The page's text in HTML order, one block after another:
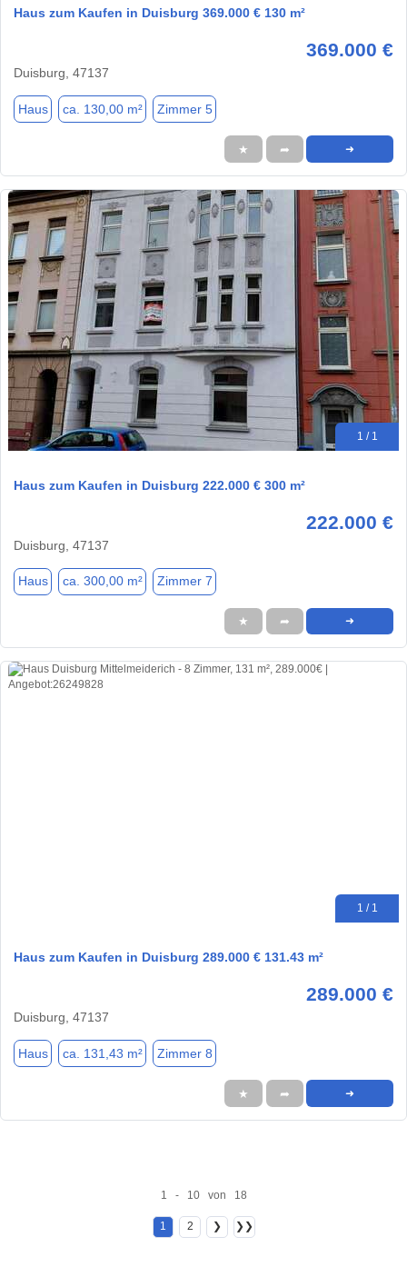
Haus zum Kaufen in Duisburg 369.000 € 130 m²
369.000 €
Duisburg, 47137
Haus ca. 130,00 m² Zimmer 5
★ ➦ ➜
1 / 1
Haus zum Kaufen in Duisburg 222.000 € 300 m²
222.000 €
Duisburg, 47137
Haus ca. 300,00 m² Zimmer 7
★ ➦ ➜
1 / 1
Haus zum Kaufen in Duisburg 289.000 € 131.43 m²
289.000 €
Duisburg, 47137
Haus ca. 131,43 m² Zimmer 8
★ ➦ ➜
1 - 10 von 18
1 2 ❯ ❯❯